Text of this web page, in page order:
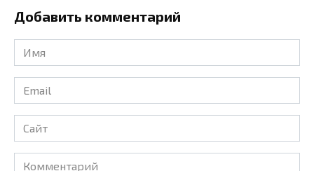
Добавить комментарий
Имя
*
Email
*
Сайт
Комментарий